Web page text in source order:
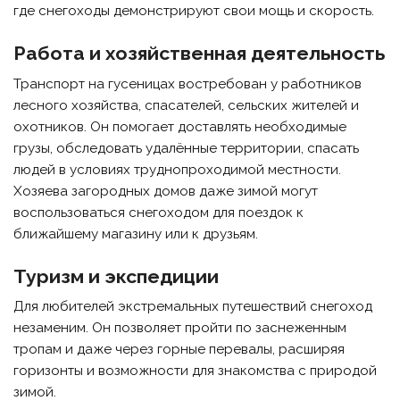
где снегоходы демонстрируют свои мощь и скорость.
Работа и хозяйственная деятельность
Транспорт на гусеницах востребован у работников
лесного хозяйства, спасателей, сельских жителей и
охотников. Он помогает доставлять необходимые
грузы, обследовать удалённые территории, спасать
людей в условиях труднопроходимой местности.
Хозяева загородных домов даже зимой могут
воспользоваться снегоходом для поездок к
ближайшему магазину или к друзьям.
Туризм и экспедиции
Для любителей экстремальных путешествий снегоход
незаменим. Он позволяет пройти по заснеженным
тропам и даже через горные перевалы, расширяя
горизонты и возможности для знакомства с природой
зимой.